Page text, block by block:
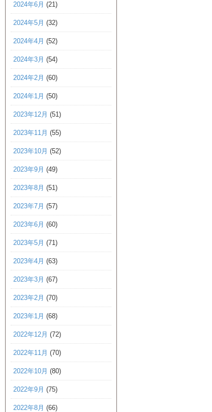
2024年6月 (21)
2024年5月 (32)
2024年4月 (52)
2024年3月 (54)
2024年2月 (60)
2024年1月 (50)
2023年12月 (51)
2023年11月 (55)
2023年10月 (52)
2023年9月 (49)
2023年8月 (51)
2023年7月 (57)
2023年6月 (60)
2023年5月 (71)
2023年4月 (63)
2023年3月 (67)
2023年2月 (70)
2023年1月 (68)
2022年12月 (72)
2022年11月 (70)
2022年10月 (80)
2022年9月 (75)
2022年8月 (66)